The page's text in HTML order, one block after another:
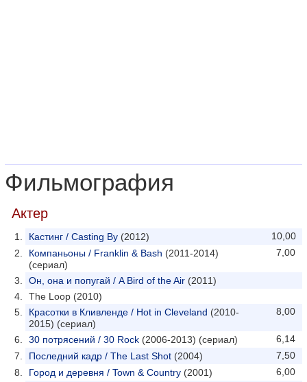
Фильмография
Актер
10,00
Кастинг / Casting By (2012)
7,00
Компаньоны / Franklin & Bash (2011-2014)
(сериал)
Он, она и попугай / A Bird of the Air (2011)
The Loop (2010)
8,00
Красотки в Кливленде / Hot in Cleveland (2010-
2015) (сериал)
6,14
30 потрясений / 30 Rock (2006-2013) (сериал)
7,50
Последний кадр / The Last Shot (2004)
6,00
Город и деревня / Town & Country (2001)